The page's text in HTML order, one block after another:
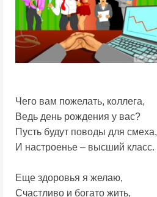
Чего вам пожелать, коллега,
Ведь день рождения у вас?
Пусть будут поводы для смеха,
И настроенье – высший класс.
Еще здоровья я желаю,
Счастливо и богато жить,